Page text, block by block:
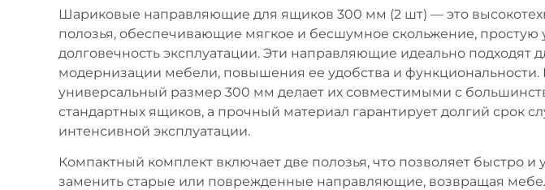
Шариковые направляющие для ящиков 300 мм (2 шт) — это
полозья, обеспечивающие мягкое и бесшумное скольжение, простую
долговечность эксплуатации. Эти направляющие идеально подходят
модернизации мебели, повышения ее удобства и функциональности.
универсальный размер 300 мм делает их совместимыми с
стандартных ящиков, а прочный материал гарантирует долгий срок
интенсивной эксплуатации.
Компактный комплект включает две полозья, что позволяет быстро и
заменить старые или поврежденные направляющие, возвращая